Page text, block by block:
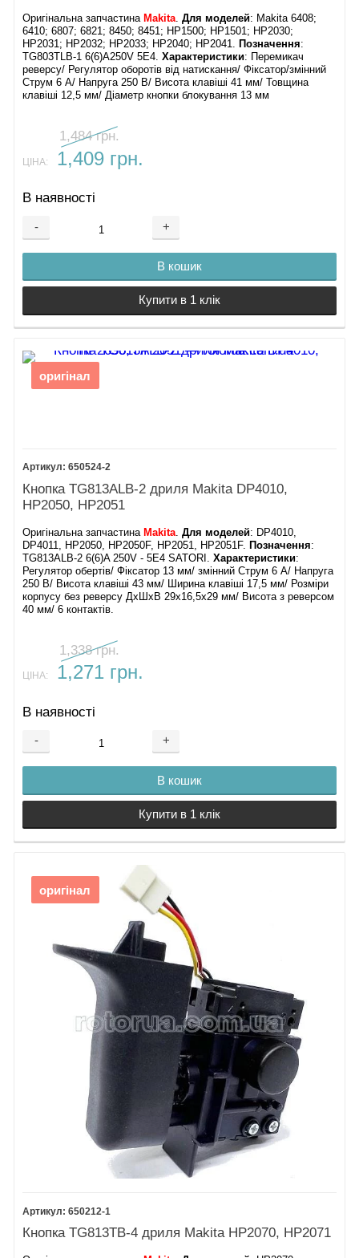
Оригінальна запчастина Makita .Для моделей: Makita 6408;
6410; 6807; 6821; 8450; 8451; HP1500; HP1501; HP2030;
HP2031; HP2032; HP2033; HP2040; HP2041.
Позначення:
TG803TLB-1 6(6)A250V 5E4.Характеристики: Перемикач
реверсу/ Регулятор оборотів від натискання/ Фіксатор/змінний
Струм 6 А/ Напруга 250 В/ Висота клавіші 41 мм/ Товщина
клавіші 12,5 мм/ Діаметр кнопки блокування 13 мм
1,484 грн.
ЦІНА: 1,409 грн.
В наявності
- +
В кошик
Купити в 1 клік
оригінал
650524-2
Кнопка TG813ALB-2 дриля Makita DP4010,
HP2050, HP2051
Оригінальна запчастина Makita .Для моделей: DP4010,
DP4011, HP2050, HP2050F, HP2051, HP2051F.
Позначення:
TG813ALB-2 6(6)A 250V - 5E4 SATORI.Характеристики:
Регулятор обертів/ Фіксатор 13 мм/ змінний Струм 6 А/ Напруга
250 В/ Висота клавіші 43 мм/ Ширина клавіші 17,5 мм/ Розміри
корпусу без реверсу ДхШхВ 29х16,5х29 мм/ Висота з реверсом
40 мм/ 6 контактів.
1,338 грн.
ЦІНА: 1,271 грн.
В наявності
- +
В кошик
Купити в 1 клік
оригінал
650212-1
Кнопка TG813TB-4 дриля Makita HP2070, HP2071